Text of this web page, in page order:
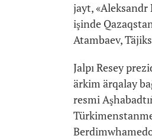
jayt, «Aleksandr
işinde
Atambaev,
Jalpı Resey
ärkim ärqalay
resmi